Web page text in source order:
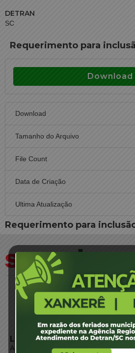
DETRAN
SC
Requerimento para
Download
Download
Tamanho do Arquivo
File Count
Data de Criação
Ultima Atualização
Requerimento para
LINKS EXTERNOS
Agência de Notícias